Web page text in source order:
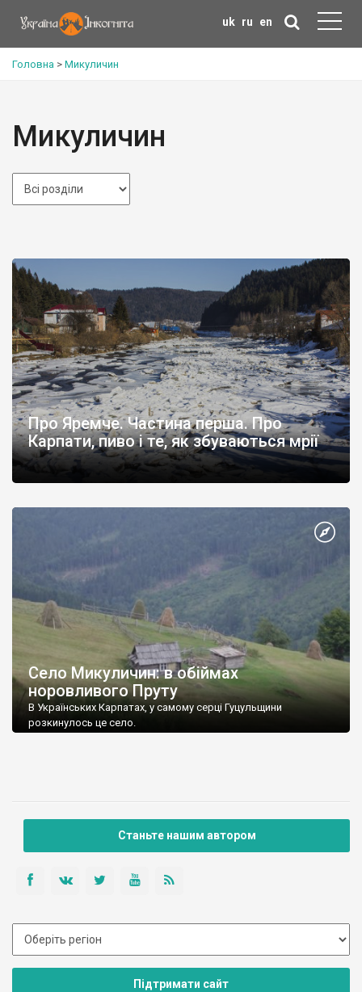
uk ru en
Головна > Микуличин
Микуличин
Про Яремче. Частина перша. Про
Карпати, пиво і те, як збуваються мрії
Село Микуличин: в обіймах
норовливого Пруту
В Українських Карпатах, у самому серці Гуцульщини
розкинулось це село.
Станьте нашим автором
Підтримати сайт